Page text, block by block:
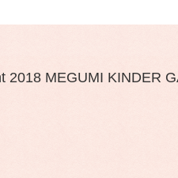
2018 MEGUMI KINDER